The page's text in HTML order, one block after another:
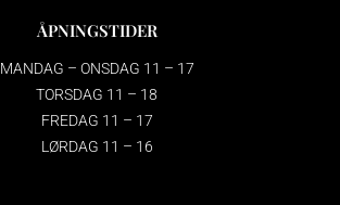
ÅPNINGSTIDER
MANDAG – ONSDAG 11 – 17
TORSDAG 11 – 18
FREDAG 11 – 17
LØRDAG 11 – 16